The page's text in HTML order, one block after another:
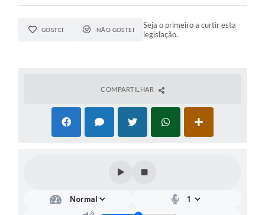
GOSTEI NÃO GOSTEI
Seja o primeiro a curtir esta
legislação.
COMPARTILHAR